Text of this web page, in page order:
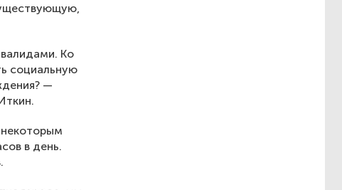
Ко
социальную
—
в день.